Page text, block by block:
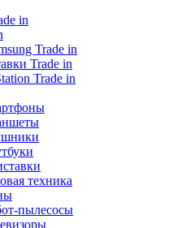
in
Trade in
Trade in
Trade in
техника
пылесосы